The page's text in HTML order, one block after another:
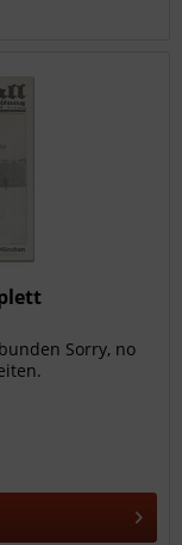
Sorry, no